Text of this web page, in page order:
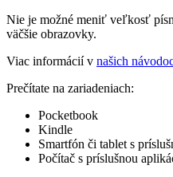
Nie je možné meniť veľkosť
väčšie obrazovky.
Viac informácií v našich
Prečítate na zariadeniach:
Pocketbook
Kindle
Smartfón či tablet s
Počítač s príslušnou